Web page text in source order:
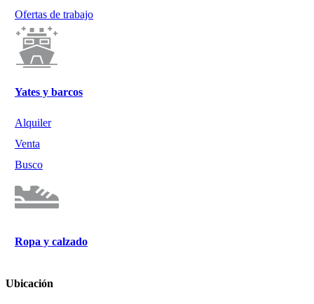
Ofertas de trabajo
Yates y barcos
Alquiler
Venta
Busco
Ropa y calzado
Ubicación